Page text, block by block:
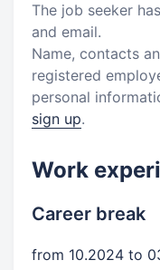
The job seeker
and email.
Name, contacts
registered
personal
sign up.
Work
Career break
from 10.2024 to